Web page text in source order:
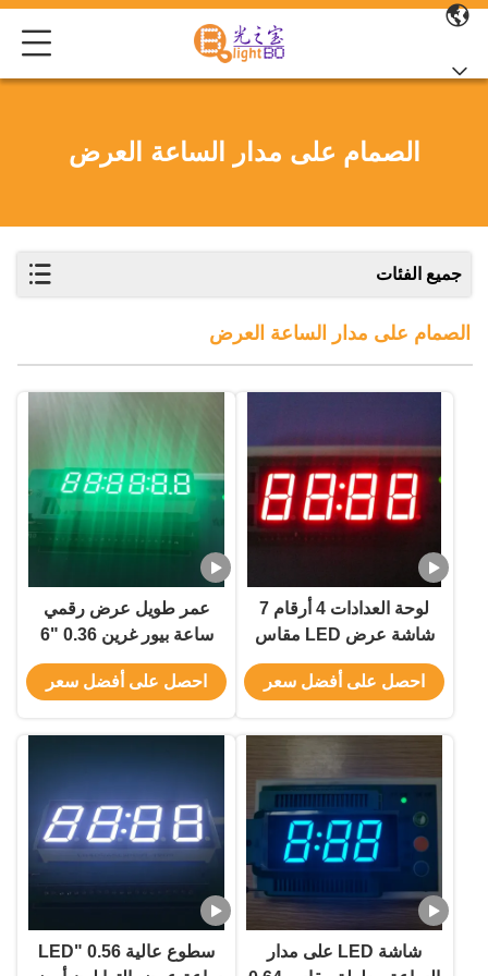
الصمام على مدار الساعة العرض
جميع الفئات
الصمام على مدار الساعة العرض
لوحة العدادات 4 أرقام 7
شاشة عرض LED مقاس
14.2 مم 50.3 × 19 × 8 مم
احصل على أفضل سعر
عمر طويل عرض رقمي
ساعة بيور غرين 0.36 "6
أرقام للوحة العدادات
احصل على أفضل سعر
شاشة LED على مدار
سطوع عالية 0.56 "LED